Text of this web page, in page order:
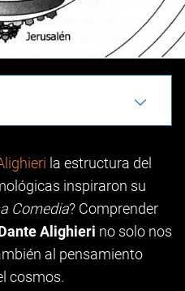
la estructura del
inspiraron su
Comedia? Comprender
Alighieri no solo nos
al pensamiento
cosmos.